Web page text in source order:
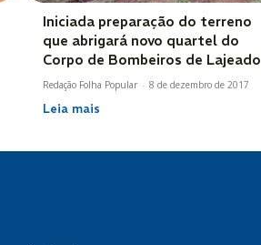
Iniciada preparação do terreno
que abrigará novo quartel do
Corpo de Bombeiros de Lajeado
Redação Folha Popular - 8 de dezembro de 2017
Leia mais